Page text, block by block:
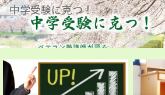
中学受験に克つ！